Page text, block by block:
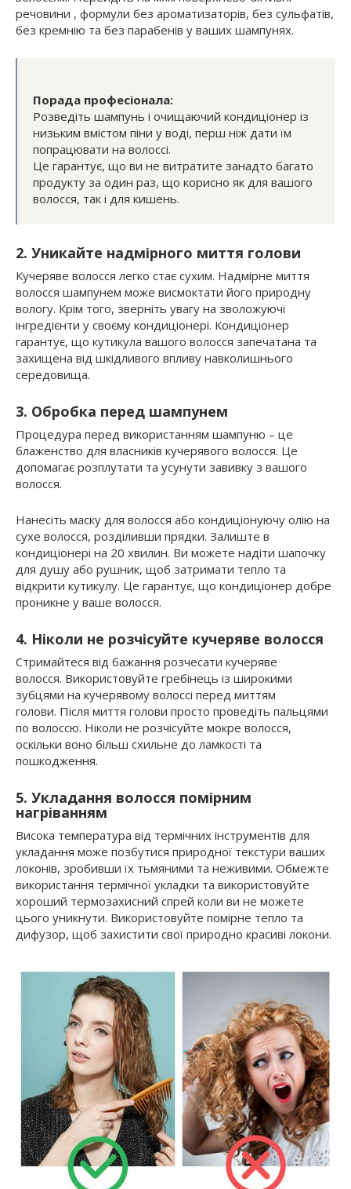
речовини , формули без ароматизаторів, без сульфатів,
без кремнію та без парабенів у ваших шампунях.
Порада професіонала:
Розведіть шампунь і очищаючий кондиціонер із
низьким вмістом піни у воді, перш ніж дати їм
попрацювати на волоссі.
Це гарантує, що ви не витратите занадто багато
продукту за один раз, що корисно як для вашого
волосся, так і для кишень.
2. Уникайте надмірного миття голови
Кучеряве волосся легко стає сухим. Надмірне миття
волосся шампунем може висмоктати його природну
вологу. Крім того, зверніть увагу на зволожуючі
інгредієнти у своєму кондиціонері. Кондиціонер
гарантує, що кутикула вашого волосся запечатана та
захищена від шкідливого впливу навколишнього
середовища.
3. Обробка перед шампунем
Процедура перед використанням шампуню – це
блаженство для власників кучерявого волосся. Це
допомагає розплутати та усунути завивку з вашого
волосся.
Нанесіть маску для волосся або кондиціонуючу олію на
сухе волосся, розділивши прядки. Залиште в
кондиціонері на 20 хвилин. Ви можете надіти шапочку
для душу або рушник, щоб затримати тепло та
відкрити кутикулу. Це гарантує, що кондиціонер добре
проникне у ваше волосся.
4. Ніколи не розчісуйте кучеряве волосся
Стримайтеся від бажання розчесати кучеряве
волосся. Використовуйте гребінець із широкими
зубцями на кучерявому волоссі перед миттям
голови. Після миття голови просто проведіть пальцями
по волоссю. Ніколи не розчісуйте мокре волосся,
оскільки воно більш схильне до ламкості та
пошкодження.
5. Укладання волосся помірним
нагріванням
Висока температура від термічних інструментів для
укладання може позбутися природної текстури ваших
локонів, зробивши їх тьмяними та неживими. Обмежте
використання термічної укладки та використовуйте
хороший термозахисний спрей коли ви не можете
цього уникнути. Використовуйте помірне тепло та
дифузор, щоб захистити свої природно красиві локони.